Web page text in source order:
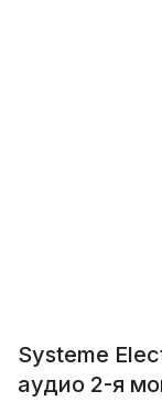
Systeme
аудио 2-я